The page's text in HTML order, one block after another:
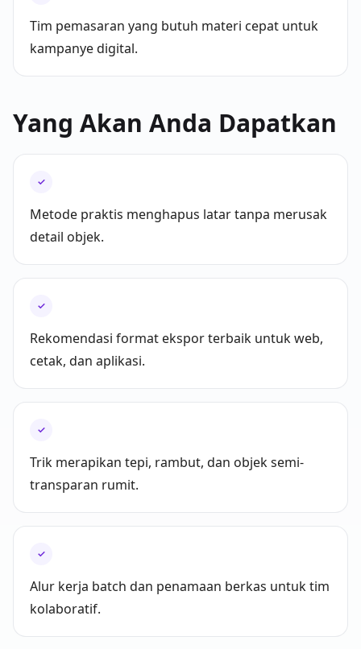
Tim pemasaran yang butuh materi cepat untuk
kampanye digital.
Yang Akan Anda Dapatkan
✓
Metode praktis menghapus latar tanpa merusak
detail objek.
✓
Rekomendasi format ekspor terbaik untuk web,
cetak, dan aplikasi.
✓
Trik merapikan tepi, rambut, dan objek semi-
transparan rumit.
✓
Alur kerja batch dan penamaan berkas untuk tim
kolaboratif.